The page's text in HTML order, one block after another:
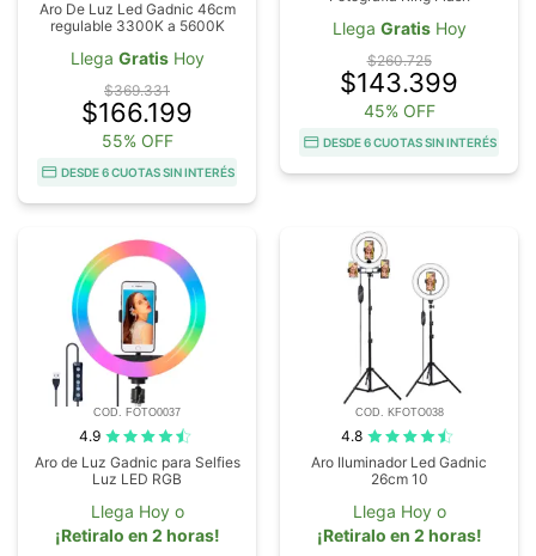
Aro De Luz Led Gadnic 46cm
regulable 3300K a 5600K
Llega GratisHoy
$369.331
$166.199
55% OFF
DESDE 6 CUOTAS SIN INTERÉS
Llega GratisHoy
$260.725
$143.399
45% OFF
DESDE 6 CUOTAS SIN INTERÉS
COD. FOTO0037
4.9
Aro de Luz Gadnic para Selfies
Luz LED RGB
Llega Hoy o
¡Retiralo en 2 horas!
COD. KFOTO038
4.8
Aro Iluminador Led Gadnic
26cm 10
Llega Hoy o
¡Retiralo en 2 horas!